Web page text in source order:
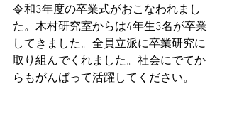
令和3年度の卒業式がおこなわれまし
た。木村研究室からは4年生3名が卒業
してきました。全員立派に卒業研究に
取り組んでくれました。社会にでてか
らもがんばって活躍してください。